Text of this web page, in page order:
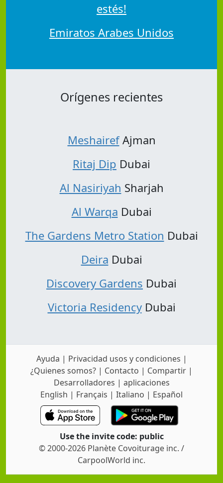
estés!
Emiratos Arabes Unidos
Orígenes recientes
MeshairefAjman
Ritaj Dip Dubai
Al Nasiriyah Sharjah
Al Warqa Dubai
The Gardens Metro Station Dubai
Deira Dubai
Discovery Gardens Dubai
Victoria ResidencyDubai
Ayuda | Privacidad usos y condiciones |
¿Quienes somos? | Contacto | Compartir |
Desarrolladores | aplicaciones
English | Français | Italiano | Español
Use the invite code: public
© 2000-2026 Planète Covoiturage inc. /
CarpoolWorld inc.